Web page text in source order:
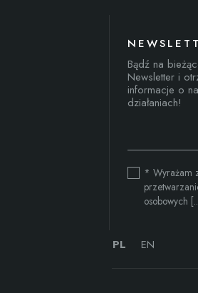
Bądź na
Newsletter i
informacje o
działaniach!
* Wyrażam
osobowych
PL EN